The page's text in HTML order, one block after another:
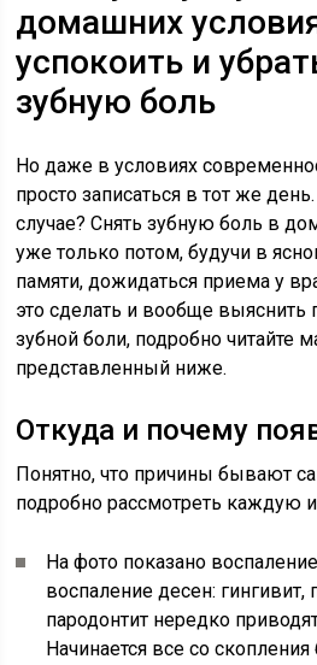
домашних
успокоить и
зубную боль
Но даже в условиях
просто записаться в тот же
случае? Снять зубную боль в
уже только потом, будучи в
памяти, дожидаться приема у
это сделать и вообще выяснить
зубной боли, подробно читайте
представленный ниже.
Откуда и почему
Понятно, что причины бывают
подробно рассмотреть каждую
На фото показано
воспаление десен: гингивит,
пародонтит нередко
Начинается все со